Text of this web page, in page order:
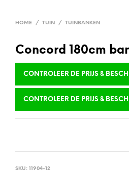
HOME / TUIN / TUINBANKEN
Concord 180cm
CONTROLEER DE PRIJS &
CONTROLEER DE PRIJS &
SKU: 11904-12